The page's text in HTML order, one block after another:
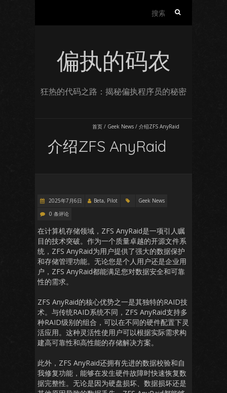
偏执的码农
狂热的代码之路：揭秘偏执程序员的秘密
首页 / Geek News / 介绍ZFS AnyRaid
介绍ZFS AnyRaid
2025年7月6日 Beta, Pilot
Geek News
0 条评论
在计算机存储领域，ZFS AnyRaid是一项引人瞩
目的技术突破。作为一个质量卓越的开源文件系
统，ZFS AnyRaid为用户提供了强大的数据保护
和存储管理功能。无论您是个人用户还是企业用
户，ZFS AnyRaid都能满足您对数据安全和可靠
性的需求。
ZFS AnyRaid的核心优势之一是其独特的RAID技
术。与传统RAID系统不同，ZFS AnyRaid支持多
种RAID级别的组合，可以在不同的硬件配置下灵
活应用。这种灵活性使用户可以根据实际需求构
建高可靠性和高性能的存储解决方案。
此外，ZFS AnyRaid还拥有先进的数据校验和自
我修复功能，能够在发生硬件故障时快速恢复数
据完整性。无论是因为硬盘损坏、数据损坏还是